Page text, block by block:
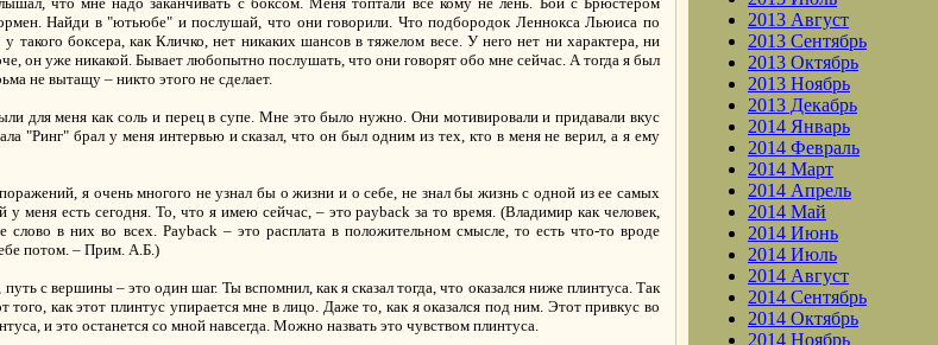
Найди в "ютьюбе" и послушай, что они говорили. Что подбородок Леннокса Льюиса по
боксера, как Кличко, нет никаких шансов в тяжелом весе. У него нет ни характера, ни
он уже никакой. Бывает любопытно послушать, что они говорят обо мне сейчас. А тогда я был
не вытащу – никто этого не сделает.
для меня как соль и перец в супе. Мне это было нужно. Они мотивировали и придавали вкус
"Ринг" брал у меня интервью и сказал, что он был одним из тех, кто в меня не верил, а я ему
я очень многого не узнал бы о жизни и о себе, не знал бы жизнь с одной из ее самых
меня есть сегодня. То, что я имею сейчас, – это payback за то время. (Владимир как человек,
в них во всех. Payback – это расплата в положительном смысле, то есть что-то вроде
потом. – Прим. А.Б.)
с вершины – это один шаг. Ты вспомнил, как я сказал тогда, что оказался ниже плинтуса. Так
как этот плинтус упирается мне в лицо. Даже то, как я оказался под ним. Этот привкус во
и это останется со мной навсегда. Можно назвать это чувством плинтуса.
2013 Август
2013 Сентябрь
2013 Октябрь
2013 Ноябрь
2013 Декабрь
2014 Январь
2014 Февраль
2014 Март
2014 Апрель
2014 Май
2014 Июнь
2014 Июль
2014 Август
2014 Сентябрь
2014 Октябрь
2014 Ноябрь